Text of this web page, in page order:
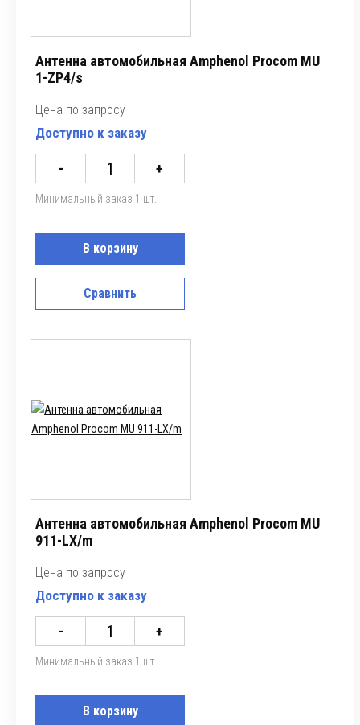
Антенна автомобильная Amphenol Procom MU
1-ZP4/s
Цена по запросу
Доступно к заказу
- +
Минимальный заказ 1 шт.
В корзину
Сравнить
Антенна автомобильная Amphenol Procom MU
911-LX/m
Цена по запросу
Доступно к заказу
- +
Минимальный заказ 1 шт.
В корзину